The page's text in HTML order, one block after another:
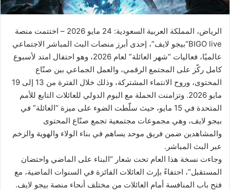
ت
و
ن
ي
ا
الرياض، المملكة العربية السعودية: 24 مايو 2026 – اختتمت منصة
BIGO live“بيجو لايف”، إحدى أبرز منصات البث المباشر الاجتماعي
عالميًا، فعاليات “شهر العائلة” لعام 2026، وهو احتفال امتد لأسبوع
كامل ركّز على المجتمع الرقمي، والعمل الجماعي بين صنّاع
المحتوى، وروح الانتماء المشتركة، وذلك خلال الفترة من 13 إلى 19
مايو 2026. وتزامنت الحملة مع اليوم الدولي للعائلات التابع للأمم
المتحدة في 15 مايو، حيث سلّطت الضوء على ميزة “العائلة” في
بيجو لايف، وهي مجموعات مجتمعية تجمع صنّاع المحتوى
والمشاهدين ضمن فريق موحد يساهم في بناء الولاء والهوية والزخم
عبر البث المباشر.
وجاءت نسخة هذا العام تحت شعار “البناء على الماضي واحتضان
المستقبل”، احتفاءً بإرث العائلات الفائزة في السنوات الماضية، مع
فتح باب المنافسة أمام العائلات من مختلف أنحاء منصة بيجو لايف.